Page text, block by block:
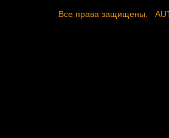
Все права защищены.